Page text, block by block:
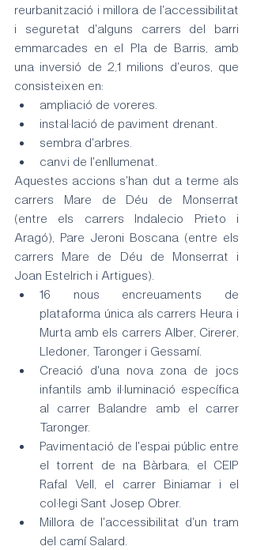
reurbanització i millora de l'accessibilitat
i seguretat d'alguns carrers del barri
emmarcades en el Pla de Barris, amb
una inversió de 2,1 milions d'euros, que
consisteixen en:
ampliació de voreres.
instal·lació de paviment drenant.
sembra d'arbres.
canvi de l'enllumenat.
Aquestes accions s'han dut a terme als
carrers Mare de Déu de Monserrat
(entre els carrers Indalecio Prieto i
Aragó), Pare Jeroni Boscana (entre els
carrers Mare de Déu de Monserrat i
Joan Estelrich i Artigues).
16 nous encreuaments de
plataforma única als carrers Heura i
Murta amb els carrers Alber, Cirerer,
Lledoner, Taronger i Gessamí.
Creació d'una nova zona de jocs
infantils amb il·luminació específica
al carrer Balandre amb el carrer
Taronger.
Pavimentació de l'espai públic entre
el torrent de na Bàrbara, el CEIP
Rafal Vell, el carrer Biniamar i el
col·legi Sant Josep Obrer.
Millora de l'accessibilitat d'un tram
del camí Salard.